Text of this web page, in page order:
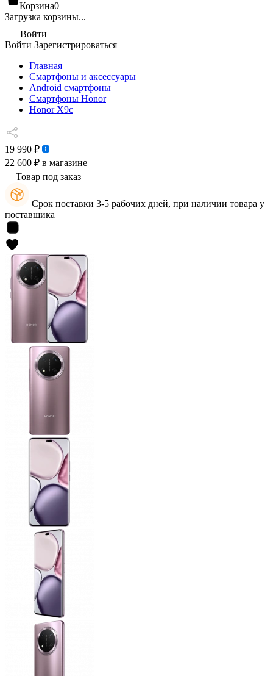
Корзина0
Загрузка корзины...
Войти
Войти Зарегистрироваться
Главная
Смартфоны и аксессуары
Android cмартфоны
Смартфоны Honor
Honor X9c
19 990 ₽
22 600 ₽ в магазине
Товар под заказ
Срок поставки 3-5 рабочих дней, при наличии товара у
поставщика